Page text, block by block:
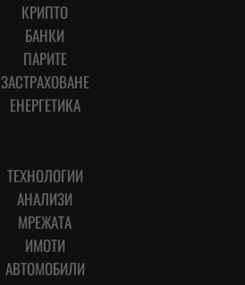
КРИПТО
БАНКИ
ПАРИТЕ
ЗАСТРАХОВАНЕ
ЕНЕРГЕТИКА
ТЕХНОЛОГИИ
АНАЛИЗИ
МРЕЖАТА
ИМОТИ
АВТОМОБИЛИ